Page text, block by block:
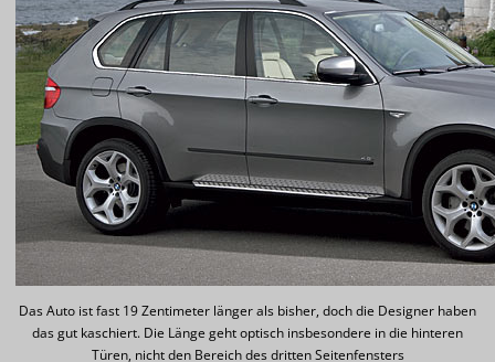
Das Auto ist fast 19 Zentimeter länger als bisher, doch die Designer haben
das gut kaschiert. Die Länge geht optisch insbesondere in die hinteren
Türen, nicht den Bereich des dritten Seitenfensters